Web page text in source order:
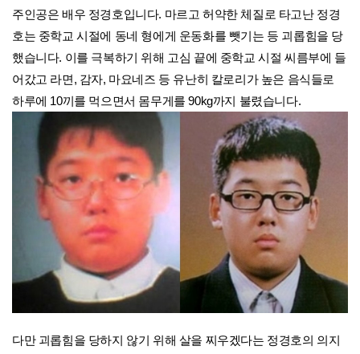
주인공은 배우 정경호입니다. 마르고 허약한 체질로 타고난 정경
호는 중학교 시절에 동네 형에게 운동화를 뺏기는 등 괴롭힘을 당
했습니다. 이를 극복하기 위해 고심 끝에 중학교 시절 씨름부에 들
어갔고 라면, 감자, 마요네즈 등 유난히 칼로리가 높은 음식들로
하루에 10끼를 먹으면서 몸무게를 90kg까지 불렸습니다.
다만 괴롭힘을 당하지 않기 위해 살을 찌우겠다는 정경호의 의지